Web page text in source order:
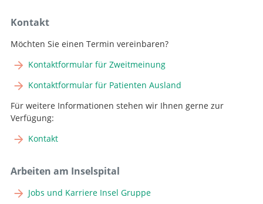
Kontakt
Möchten Sie einen Termin vereinbaren?
Kontaktformular für Zweitmeinung
Kontaktformular für Patienten Ausland
Für weitere Informationen stehen wir Ihnen gerne zur
Verfügung:
Kontakt
Arbeiten am Inselspital
Jobs und Karriere Insel Gruppe